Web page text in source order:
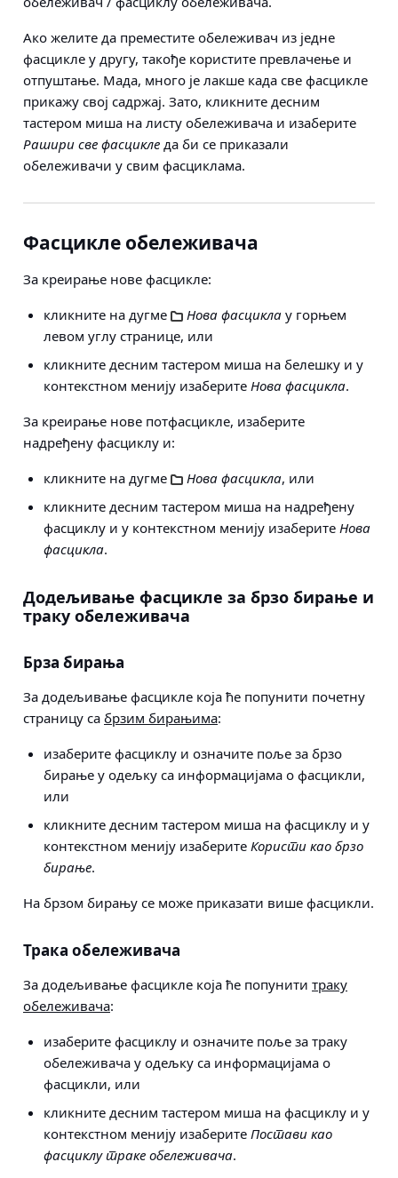
Ако желите да преместите обележивач из једне
фасцикле у другу, такође користите превлачење и
отпуштање. Мада, много је лакше када све фасцикле
прикажу свој садржај. Зато, кликните десним
тастером миша на листу обележивача и изаберите
Рашири све фасцикле да би се приказали
обележивачи у свим фасциклама.
Фасцикле обележивача
За креирање нове фасцикле:
кликните на дугме
Нова фасциклау горњем
левом углу странице, или
кликните десним тастером миша на белешку и у
контекстном менију изаберите Нова фасцикла.
За креирање нове потфасцикле, изаберите
надређену фасциклу и:
кликните на дугме
Нова фасцикла, или
кликните десним тастером миша на надређену
фасциклу и у контекстном менију изаберите Нова
фасцикла.
Додељивање фасцикле за брзо бирање и
траку обележивача
Брза бирања
За додељивање фасцикле која ће попунити почетну
страницу са брзим бирањима:
изаберите фасциклу и означите поље за брзо
бирање у одељку са информацијама о фасцикли,
или
кликните десним тастером миша на фасциклу и у
контекстном менију изаберите Користи као брзо
бирање.
На брзом бирању се може приказати више фасцикли.
Трака обележивача
За додељивање фасцикле која ће попунити траку
обележивача:
изаберите фасциклу и означите поље за траку
обележивача у одељку са информацијама о
фасцикли, или
кликните десним тастером миша на фасциклу и у
контекстном менију изаберите Постави као
фасциклу траке обележивача.